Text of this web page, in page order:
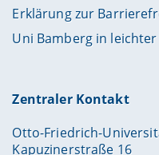
Erklärung zur
Uni Bamberg in
Zentraler Kontakt
Otto-Friedrich-
Kapuzinerstraße 16